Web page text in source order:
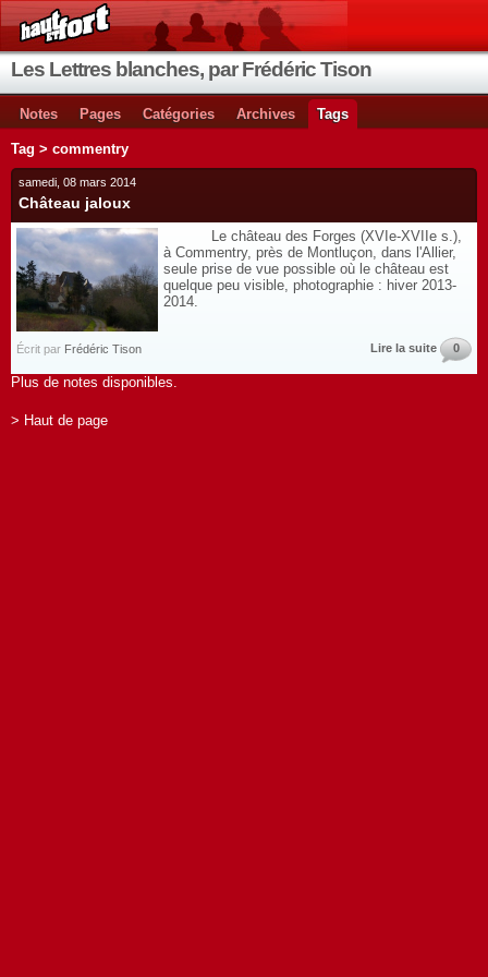
Les Lettres blanches, par Frédéric Tison
Notes Pages Catégories Archives Tags
Tag > commentry
samedi, 08 mars 2014
Château jaloux
Le château des Forges (XVIe-XVIIe s.),
à Commentry, près de Montluçon, dans l'Allier,
seule prise de vue possible où le château est
quelque peu visible, photographie : hiver 2013-
2014.
Écrit par Frédéric Tison Lire la suite 0
Plus de notes disponibles.
> Haut de page